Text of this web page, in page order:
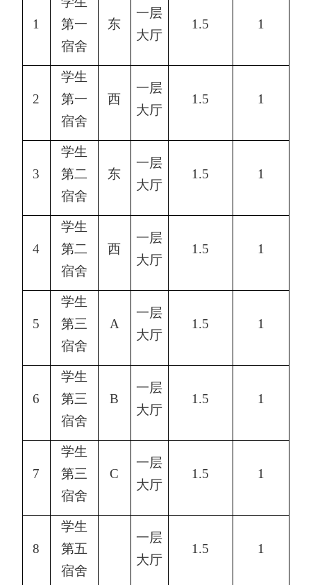
1
第一
宿舍
东
一层
大厅
1.5 1
2
学生
第一
宿舍
西
一层
大厅
1.5 1
3
学生
第二
宿舍
东
一层
大厅
1.5 1
4
学生
第二
宿舍
西
一层
大厅
1.5 1
5
学生
第三
宿舍
A
一层
大厅
1.5 1
6
学生
第三
宿舍
B
一层
大厅
1.5 1
7
学生
第三
宿舍
C
一层
大厅
1.5 1
8
学生
第五
宿舍
一层
大厅
1.5 1